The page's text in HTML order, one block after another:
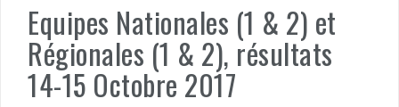
Equipes Nationales (1 & 2) et
Régionales (1 & 2), résultats
14-15 Octobre 2017